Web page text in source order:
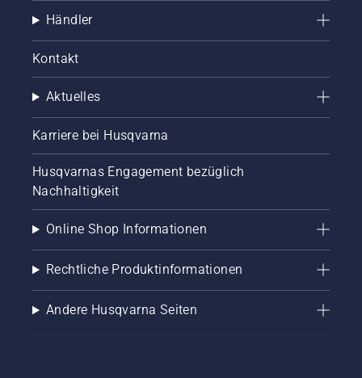
Händler
Kontakt
Aktuelles
Karriere bei Husqvarna
Husqvarnas Engagement bezüglich
Nachhaltigkeit
Online Shop Informationen
Rechtliche Produktinformationen
Andere Husqvarna Seiten